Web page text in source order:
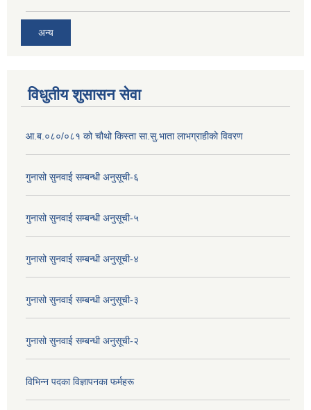
अन्य
विधुतीय शुसासन सेवा
आ.ब.०८०/०८१ को चौथो किस्ता सा.सु.भाता लाभग्राहीको विवरण
गुनासो सुनवाई सम्बन्धी अनुसूची-६
गुनासो सुनवाई सम्बन्धी अनुसूची-५
गुनासो सुनवाई सम्बन्धी अनुसूची-४
गुनासो सुनवाई सम्बन्धी अनुसूची-३
गुनासो सुनवाई सम्बन्धी अनुसूची-२
विभिन्न पदका विज्ञापनका फर्महरू